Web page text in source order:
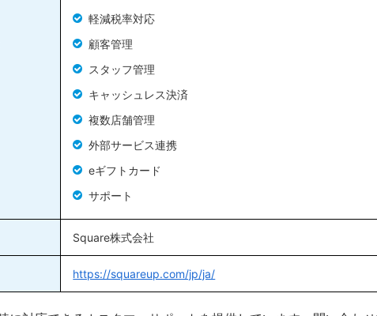
軽減税率対応
顧客管理
スタッフ管理
キャッシュレス決済
複数店舗管理
外部サービス連携
eギフトカード
サポート
Square株式会社
https://squareup.com/jp/ja/